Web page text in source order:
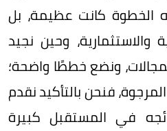
الخطوة كانت عظيمة، بل
والاستثمارية، وحين نجيد
ونضع خططًا واضحة؛
فنحن بالتأكيد نقدم
في المستقبل كبيرة